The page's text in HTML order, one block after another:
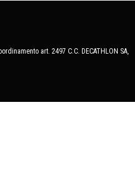
art. 2497 C.C. DECATHLON SA,